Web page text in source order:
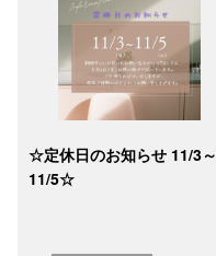
☆定休日のお知らせ 11/3～
11/5☆